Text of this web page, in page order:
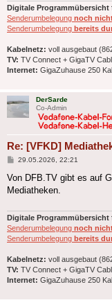
Digitale Programmübersicht
Senderumbelegung noch
Senderumbelegung bereits
Kabelnetz: voll ausgebaut
TV: TV Connect + GigaTV
Internet: GigaZuhause 250
DerSarde
Co-Admin
Re: [VFKD]
Beitrag
29.05.2026, 22:21
Von DFB.TV gibt es auf
Mediatheken.
Digitale
Senderumbelegung noch
Senderumbelegung bereits
Kabelnetz: voll ausgebaut
TV: TV Connect + GigaTV
Internet: GigaZuhause 250